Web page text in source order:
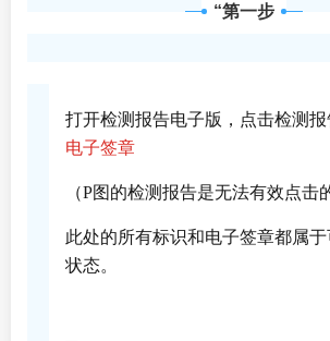
“第一步
打开检测报告电子版，点击检测
电子签章
（P图的检测报告是无法有效点击
此处的所有标识和电子签章都属
状态。